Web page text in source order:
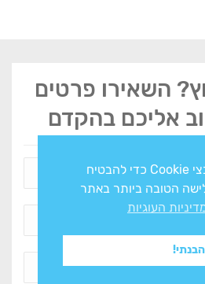
השאירו פרטים
אליכם בהקדם
אתר זה משתמש בקובצי Cookie כדי להבטיח
הטובה ביותר באתר
העוגיות
הבנתי!